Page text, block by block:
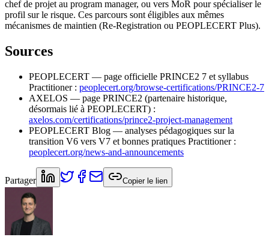
chef de projet au program manager, ou vers MoR pour spécialiser le
profil sur le risque. Ces parcours sont éligibles aux mêmes
mécanismes de maintien (Re‑Registration ou PEOPLECERT Plus).
Sources
PEOPLECERT — page officielle PRINCE2 7 et syllabus
Practitioner : peoplecert.org/browse-certifications/PRINCE2-7
AXELOS — page PRINCE2 (partenaire historique,
désormais lié à PEOPLECERT) :
axelos.com/certifications/prince2-project-management
PEOPLECERT Blog — analyses pédagogiques sur la
transition V6 vers V7 et bonnes pratiques Practitioner :
peoplecert.org/news-and-announcements
Partager Copier le lien